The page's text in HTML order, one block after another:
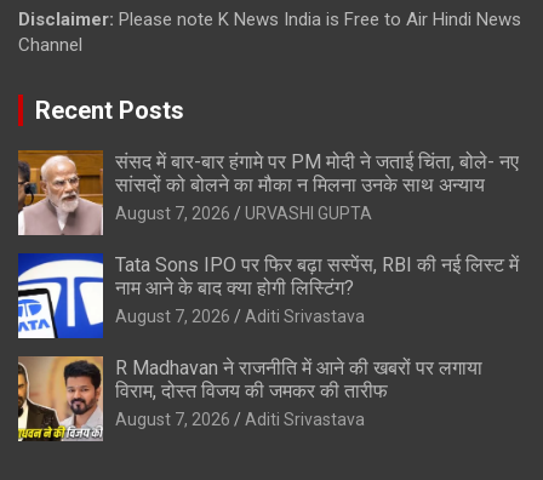
Disclaimer: Please note K News India is Free to Air Hindi News
Channel
Recent Posts
संसद में बार-बार हंगामे पर PM मोदी ने जताई चिंता, बोले- नए
सांसदों को बोलने का मौका न मिलना उनके साथ अन्याय
August 7, 2026 URVASHI GUPTA
Tata Sons IPO पर फिर बढ़ा सस्पेंस, RBI की नई लिस्ट में
नाम आने के बाद क्या होगी लिस्टिंग?
August 7, 2026 Aditi Srivastava
R Madhavan ने राजनीति में आने की खबरों पर लगाया
विराम, दोस्त विजय की जमकर की तारीफ
August 7, 2026 Aditi Srivastava